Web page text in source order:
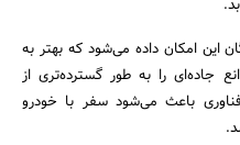
این امکان داده می‌شود که بهتر به
جاده‌ای را به طور گسترده‌تری از
باعث می‌شود سفر با خودرو